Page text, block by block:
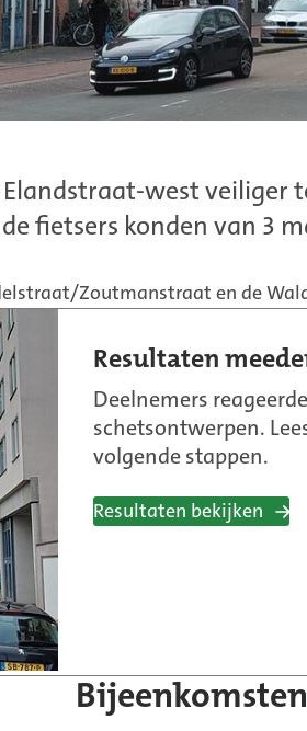
west veiliger
fietsers konden van 3
Zoutmanstraat en de
Resultaten
Deelnemers
schetsontwerpen.
volgende stappen.
Resultaten bekijken
Bijeenkomsten